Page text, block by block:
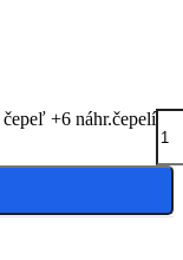
+6 náhr.čepelí